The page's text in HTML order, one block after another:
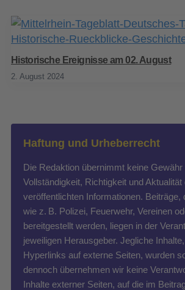
Historische Ereignisse am 02. August
2. August 2024
Haftung und Urheberrecht
Die Redaktion übernimmt keine Gewähr
Vollständigkeit, Richtigkeit und Aktualität
veröffentlichten Informationen. Beiträge,
wie z. B. Polizei, Feuerwehr, Vereinen
bereitgestellt werden, liegen in der
jeweiligen Herausgeber. Jegliche
Hyperlinks auf externe Seiten, wurden
dennoch übernehmen wir keine
Inhalte externer Seiten, auf die im